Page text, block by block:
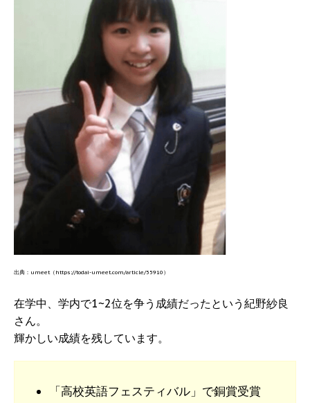
出典：umeet（https://todai-umeet.com/article/55910）
在学中、学内で1~2位を争う成績だったという紀野紗良
さん。
輝かしい成績を残しています。
「高校英語フェスティバル」で銅賞受賞